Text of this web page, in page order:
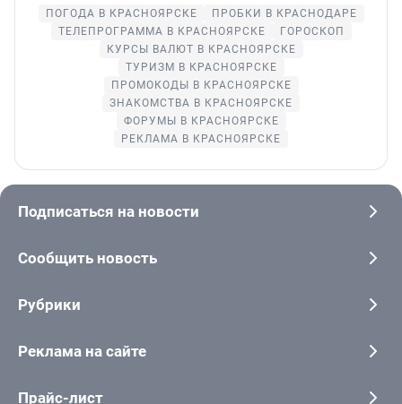
ПОГОДА В КРАСНОЯРСКЕ
ПРОБКИ В КРАСНОДАРЕ
ТЕЛЕПРОГРАММА В КРАСНОЯРСКЕ
ГОРОСКОП
КУРСЫ ВАЛЮТ В КРАСНОЯРСКЕ
ТУРИЗМ В КРАСНОЯРСКЕ
ПРОМОКОДЫ В КРАСНОЯРСКЕ
ЗНАКОМСТВА В КРАСНОЯРСКЕ
ФОРУМЫ В КРАСНОЯРСКЕ
РЕКЛАМА В КРАСНОЯРСКЕ
Подписаться на новости
Сообщить новость
Рубрики
Реклама на сайте
Прайс-лист